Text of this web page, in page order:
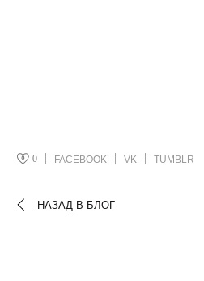
0 FACEBOOK VK TUMBLR
НАЗАД В БЛОГ